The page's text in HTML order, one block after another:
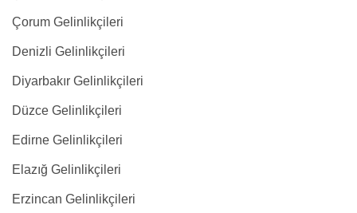
Çorum Gelinlikçileri
Denizli Gelinlikçileri
Diyarbakır Gelinlikçileri
Düzce Gelinlikçileri
Edirne Gelinlikçileri
Elazığ Gelinlikçileri
Erzincan Gelinlikçileri